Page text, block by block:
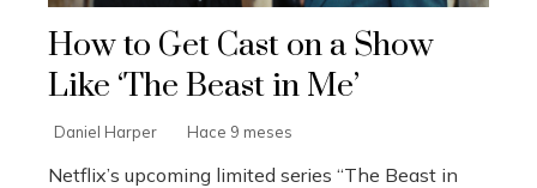
How to Get Cast on a Show
Like ‘The Beast in Me’
Daniel Harper Hace 9 meses
Netflix’s upcoming limited series “The Beast in